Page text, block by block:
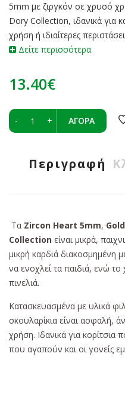
5mm με ζιργκόν σε χρυσό
Dory Collection, ιδανικά για
χρήση ή ιδιαίτερες
Δείτε περισσότερα
13.40€
- + ΑΓΟΡΆ
Περιγραφή
Τα Zircon Heart 5mm,
Collection είναι μικρά,
μικρή καρδιά διακοσμημένη
να ενοχλεί τα παιδιά, ενώ το
πινελιά.
Κατασκευασμένα με υλικά
σκουλαρίκια είναι ασφαλή,
χρήση. Ιδανικά για
που αγαπούν και οι γονείς